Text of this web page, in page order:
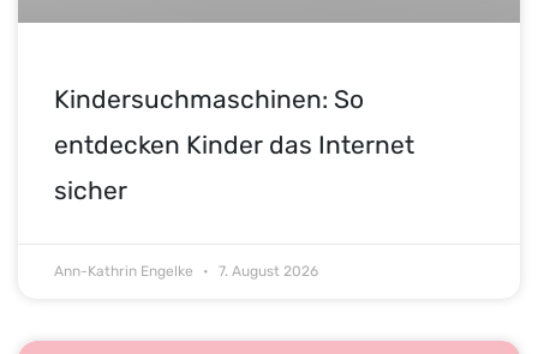
Kindersuchmaschinen: So
entdecken Kinder das Internet
sicher
Ann-Kathrin Engelke 7. August 2026